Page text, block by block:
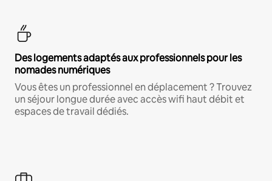
Des logements adaptés aux professionnels pour les
nomades numériques
Vous êtes un professionnel en déplacement ? Trouvez
un séjour longue durée avec accès wifi haut débit et
espaces de travail dédiés.